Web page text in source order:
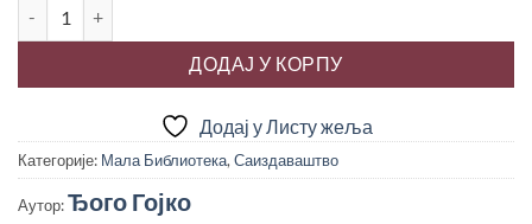
ДОДАЈ У КОРПУ
Додај у Листу жеља
Категорије: Мала Библиотека,Саиздаваштво
Аутор:Ђого Гојко